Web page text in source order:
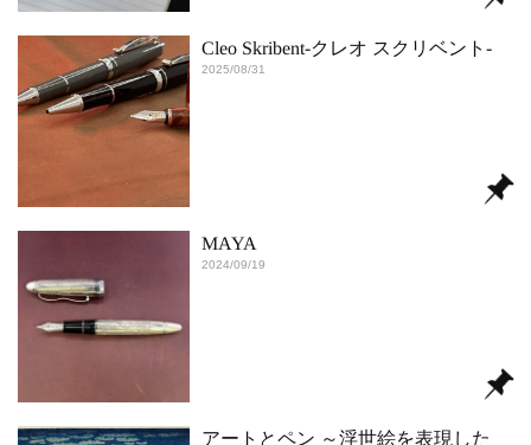
Cleo Skribent-クレオ スクリベント-
2025/08/31
MAYA
2024/09/19
アートとペン ～浮世絵を表現した